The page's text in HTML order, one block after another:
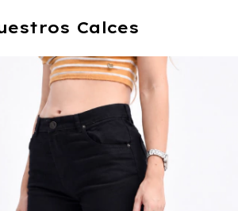
Calces